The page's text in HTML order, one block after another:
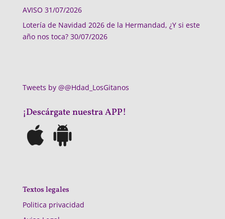
AVISO 31/07/2026
Lotería de Navidad 2026 de la Hermandad, ¿Y si este
año nos toca? 30/07/2026
Tweets by @@Hdad_LosGitanos
¡Descárgate nuestra APP!
Textos legales
Politica privacidad